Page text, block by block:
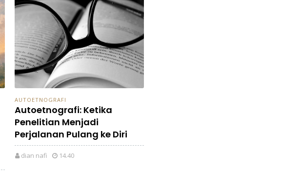
AUTOETNOGRAFI
Autoetnografi: Ketika
Penelitian Menjadi
Perjalanan Pulang ke Diri
dian nafi 14.40